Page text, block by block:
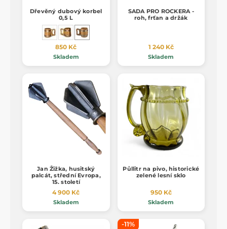
Dřevěný dubový korbel
0,5 L
850 Kč
Skladem
SADA PRO ROCKERA -
roh, frťan a držák
1 240 Kč
Skladem
Jan Žižka, husitský
palcát, střední Evropa,
15. století
4 900 Kč
Skladem
Půllitr na pivo, historické
zelené lesní sklo
950 Kč
Skladem
-11%